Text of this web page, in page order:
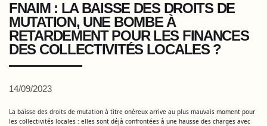
FNAIM : LA BAISSE DES DROITS DE
MUTATION, UNE BOMBE À
RETARDEMENT POUR LES FINANCES
DES COLLECTIVITÉS LOCALES ?
14/09/2023
La baisse des droits de mutation à titre onéreux arrive au plus mauvais moment pour
les collectivités locales : elles sont déjà confrontées à une hausse des charges avec